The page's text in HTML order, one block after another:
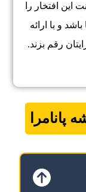
افتخار را
و با ارائه
رقم بزند.
پانامرا